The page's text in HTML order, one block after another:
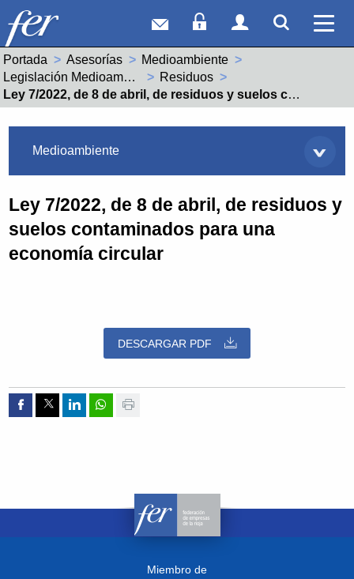
Correo webAcceso Socios
Acceso
Portada Asesorías
Medioambiente
Legislación Medioambiental
Residuos
Actual:
Ley 7/2022, de 8 de abril, de residuos y suelos contaminados para una economía circular
Medioambiente
Ley 7/2022, de 8 de abril, de residuos y
suelos contaminados para una
economía circular
DESCARGAR PDF
Compartir por Facebook
Compartir por Twitter
Compartir por Linkedin
Compartir por whatsapp
Imprimir
Miembro de